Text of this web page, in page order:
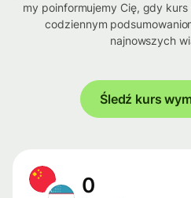
my poinformujemy Cię, gdy
codziennym
najnowszych
Śledź kurs
0